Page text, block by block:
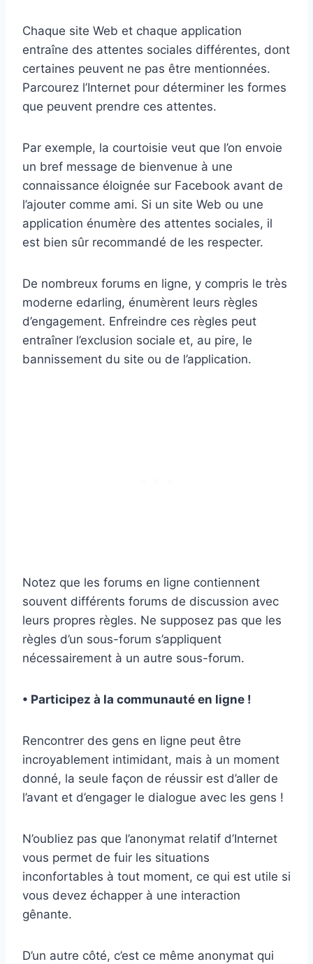
Chaque site Web et chaque application
entraîne des attentes sociales différentes, dont
certaines peuvent ne pas être mentionnées.
Parcourez l’Internet pour déterminer les formes
que peuvent prendre ces attentes.
Par exemple, la courtoisie veut que l’on envoie
un bref message de bienvenue à une
connaissance éloignée sur Facebook avant de
l’ajouter comme ami. Si un site Web ou une
application énumère des attentes sociales, il
est bien sûr recommandé de les respecter.
De nombreux forums en ligne, y compris le très
moderne edarling, énumèrent leurs règles
d’engagement. Enfreindre ces règles peut
entraîner l’exclusion sociale et, au pire, le
bannissement du site ou de l’application.
Notez que les forums en ligne contiennent
souvent différents forums de discussion avec
leurs propres règles. Ne supposez pas que les
règles d’un sous-forum s’appliquent
nécessairement à un autre sous-forum.
• Participez à la communauté en ligne !
Rencontrer des gens en ligne peut être
incroyablement intimidant, mais à un moment
donné, la seule façon de réussir est d’aller de
l’avant et d’engager le dialogue avec les gens !
N’oubliez pas que l’anonymat relatif d’Internet
vous permet de fuir les situations
inconfortables à tout moment, ce qui est utile si
vous devez échapper à une interaction
gênante.
D’un autre côté, c’est ce même anonymat qui